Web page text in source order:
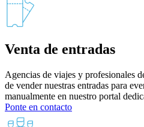
Venta de entradas
Agencias de viajes y profesionales
de vender nuestras entradas para
manualmente en nuestro portal
Ponte en contacto